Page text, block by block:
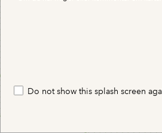
Do not show this splash screen